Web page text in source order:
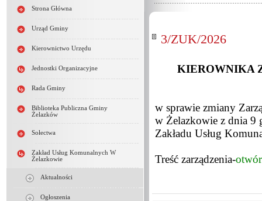
Strona Główna
Urząd Gminy
Kierownictwo Urzędu
Jednostki Organizacyjne
Rada Gminy
Biblioteka Publiczna Gminy
Żelazków
Sołectwa
Zakład Usług Komunalnych W
Żelazkowie
Aktualności
Ogłoszenia
3/ZUK/2026
KIEROWNIKA
w sprawie zmiany
w Żelazkowie z dnia 9
Zakładu Usług
Treść zarządzenia-